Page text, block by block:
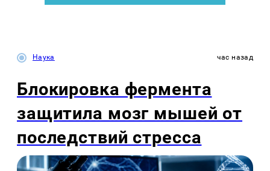
Наука час назад
Блокировка фермента
защитила мозг мышей от
последствий стресса